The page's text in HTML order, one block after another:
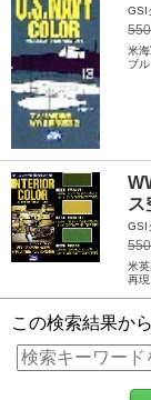
GSI
米
ブ
ス
GSI
米
再
この検索結果から